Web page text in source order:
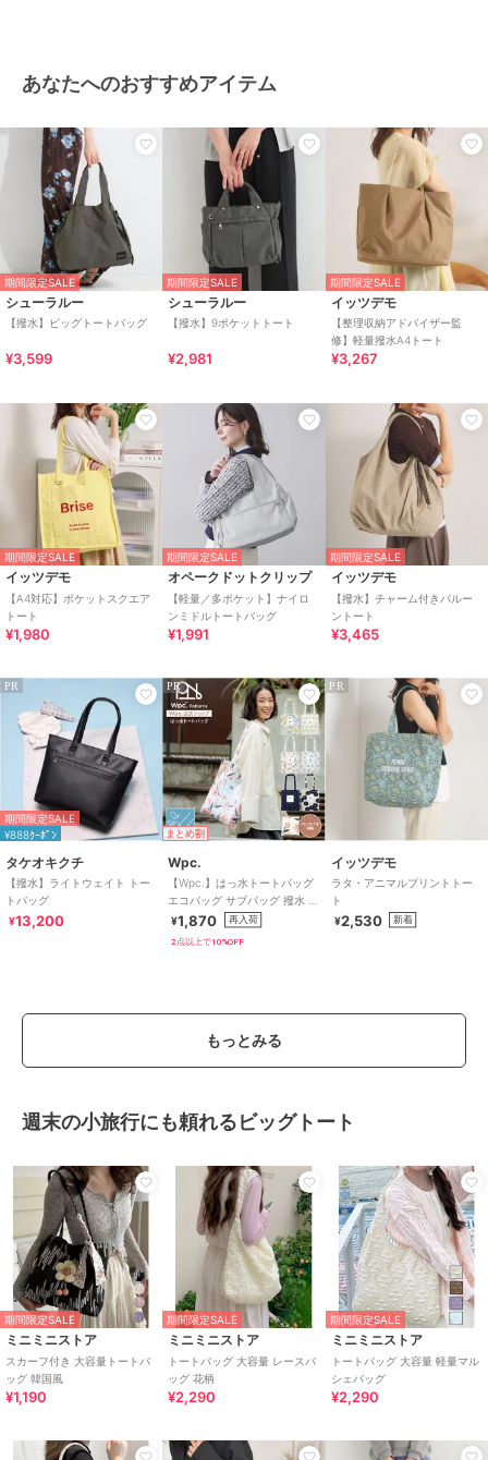
あなたへのおすすめアイテム
期間限定SALE
シューラルー
【撥水】ビッグトートバッグ
¥3,599
期間限定SALE
シューラルー
【撥水】9ポケットトート
¥2,981
期間限定SALE
イッツデモ
【整理収納アドバイザー監
修】軽量撥水A4トート
¥3,267
期間限定SALE
イッツデモ
【A4対応】ポケットスクエア
トート
¥1,980
期間限定SALE
オペークドットクリップ
【軽量／多ポケット】ナイロ
ンミドルトートバッグ
¥1,991
期間限定SALE
イッツデモ
【撥水】チャーム付きバルー
ントート
¥3,465
PR
期間限定SALE
¥888ｸｰﾎﾟﾝ
タケオキクチ
【撥水】ライトウェイト トー
トバッグ
¥13,200
PR
まとめ割
Wpc.
【Wpc.】はっ水トートバッグ
エコバッグ サブバッグ 撥水 コ
ンパクト かわいい レディース
¥1,870 再入荷
2点以上で10%OFF
PR
イッツデモ
ラタ・アニマルプリントトー
ト
¥2,530 新着
もっとみる
週末の小旅行にも頼れるビッグトート
期間限定SALE
ミニミニストア
スカーフ付き 大容量トートバ
ッグ 韓国風
¥1,190
期間限定SALE
ミニミニストア
トートバッグ 大容量 レースバ
ッグ 花柄
¥2,290
期間限定SALE
ミニミニストア
トートバッグ 大容量 軽量マル
シェバッグ
¥2,290